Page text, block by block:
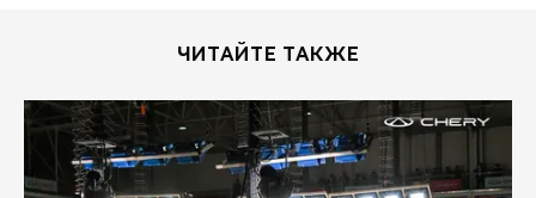
ЧИТАЙТЕ ТАКЖЕ